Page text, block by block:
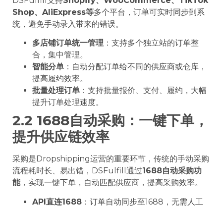
Shop、AliExpress等多个平台，订单可实时同步到系
统，避免手动录入带来的错误。
多店铺订单统一管理 ：支持多个独立站的订单整
合，集中管理。
智能分单 ：自动分配订单给不同的供应商或仓库，
提高履约效率。
批量处理订单 ：支持批量报价、支付、履约，大幅
提升订单处理速度。
2.2 1688自动采购：一键下单，
提升供应链效率
采购是Dropshipping运营的重要环节，传统的手动采购
流程耗时长、易出错，DSFulfill通过1688自动采购功
能，实现一键下单，自动匹配供应商，提高采购效率。
API直连1688 ：订单自动同步至1688，无需人工